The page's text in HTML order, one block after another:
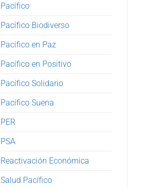
Pacífico
Pacífico Biodiverso
Pacífico en Paz
Pacífico en Positivo
Pacífico Solidario
Pacífico Suena
PER
PSA
Reactivación Económica
Salud Pacífico